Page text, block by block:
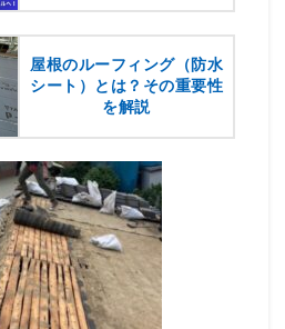
屋根のルーフィング（防水
シート）とは？その重要性
を解説